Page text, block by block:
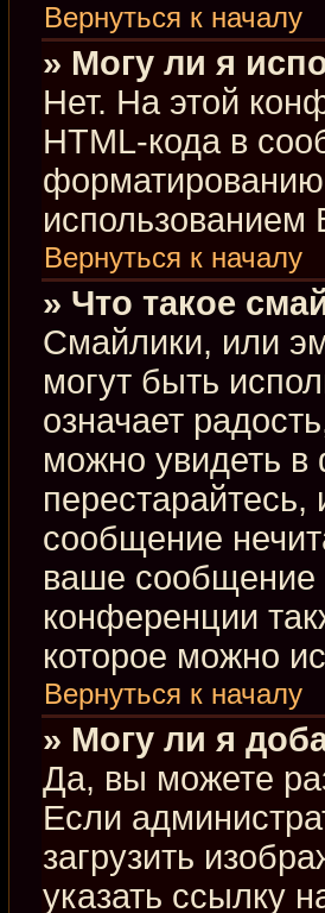
Вернуться к началу
» Могу ли я
Нет. На этой
HTML-кода в
использованием
Вернуться к началу
» Что такое
Смайлики, или
могут быть
означает
можно увидеть
перестарайтесь,
сообщение
ваше сообщение
конференции
которое можно
Вернуться к началу
» Могу ли я
Да, вы можете
Если
загрузить
указать ссылку